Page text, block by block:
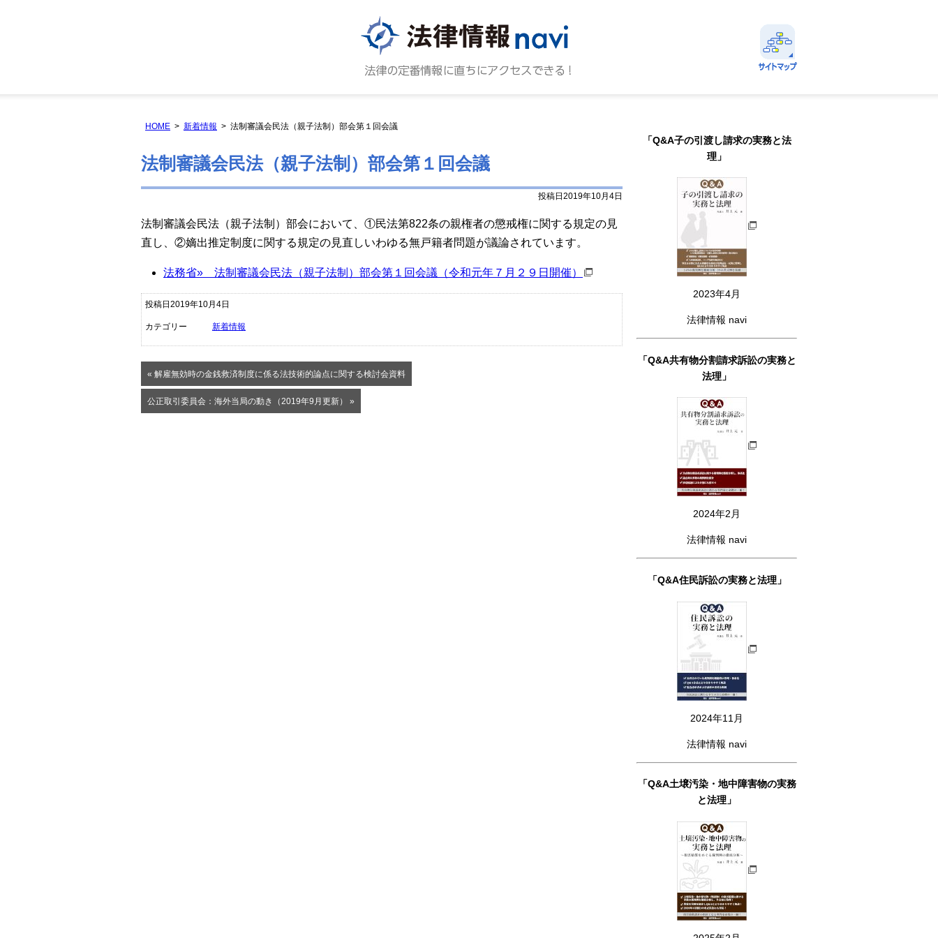
HOME 新着情報 法制審議会民法（親子法制）部会第１回会議
法制審議会民法（親子法制）部会第１回会議
投稿日2019年10月4日
法制審議会民法（親子法制）部会において、①民法第822条の親権者の懲戒権に関する規定の見
直し、②嫡出推定制度に関する規定の見直しいわゆる無戸籍者問題が議論されています。
法務省» 法制審議会民法（親子法制）部会第１回会議（令和元年７月２９日開催）
投稿日2019年10月4日
カテゴリー 新着情報
« 解雇無効時の金銭救済制度に係る法技術的論点に関する検討会資料
公正取引委員会：海外当局の動き（2019年9月更新） »
「Q&A子の引渡し請求の実務と法
理」
2023年4月
法律情報 navi
「Q&A共有物分割請求訴訟の実務と
法理」
2024年2月
法律情報 navi
「Q&A住民訴訟の実務と法理」
2024年11月
法律情報 navi
「Q&A土壌汚染・地中障害物の実務
と法理」